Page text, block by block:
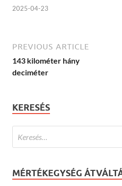
2025-04-23
PREVIOUS ARTICLE
143 kilométer hány
deciméter
KERESÉS
MÉRTÉKEGYSÉG